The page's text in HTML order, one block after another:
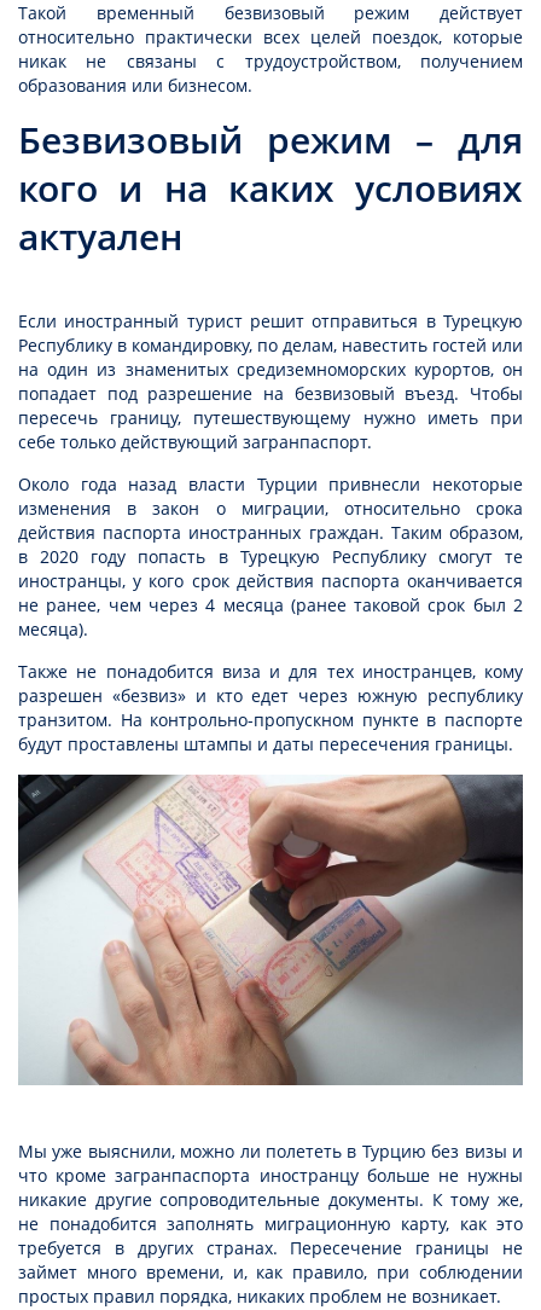
Такой временный безвизовый режим действует
относительно практически всех целей поездок, которые
никак не связаны с трудоустройством, получением
образования или бизнесом.
Безвизовый режим – для
кого и на каких условиях
актуален
Если иностранный турист решит отправиться в Турецкую
Республику в командировку, по делам, навестить гостей или
на один из знаменитых средиземноморских курортов, он
попадает под разрешение на безвизовый въезд. Чтобы
пересечь границу, путешествующему нужно иметь при
себе только действующий загранпаспорт.
Около года назад власти Турции привнесли некоторые
изменения в закон о миграции, относительно срока
действия паспорта иностранных граждан. Таким образом,
в 2020 году попасть в Турецкую Республику смогут те
иностранцы, у кого срок действия паспорта оканчивается
не ранее, чем через 4 месяца (ранее таковой срок был 2
месяца).
Также не понадобится виза и для тех иностранцев, кому
разрешен «безвиз» и кто едет через южную республику
транзитом. На контрольно-пропускном пункте в паспорте
будут проставлены штампы и даты пересечения границы.
Мы уже выяснили, можно ли полететь в Турцию без визы и
что кроме загранпаспорта иностранцу больше не нужны
никакие другие сопроводительные документы. К тому же,
не понадобится заполнять миграционную карту, как это
требуется в других странах. Пересечение границы не
займет много времени, и, как правило, при соблюдении
простых правил порядка, никаких проблем не возникает.